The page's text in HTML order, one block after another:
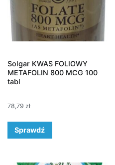
Solgar KWAS FOLIOWY
METAFOLIN 800 MCG 100
tabl
78,79 zł
Sprawdź